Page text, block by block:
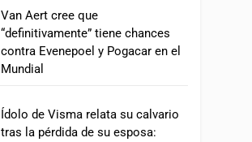
Van Aert cree que
“definitivamente” tiene chances
contra Evenepoel y Pogacar en el
Mundial
Ídolo de Visma relata su calvario
tras la pérdida de su esposa: